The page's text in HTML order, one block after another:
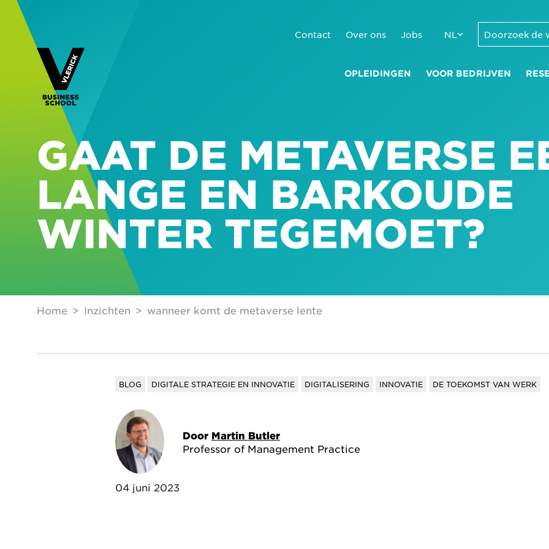
Contact Over ons Jobs NL
OPLEIDINGEN VOOR BEDRIJVEN
GAAT DE METAVERSE
LANGE EN BARKOUDE
WINTER TEGEMOET?
Home Inzichten wanneer komt de metaverse lente
BLOG DIGITALE STRATEGIE EN INNOVATIE DIGITALISERING INNOVATIE DE TOEKOMST VAN WERK
Door Martin Butler
Professor of Management Practice
04 juni 2023